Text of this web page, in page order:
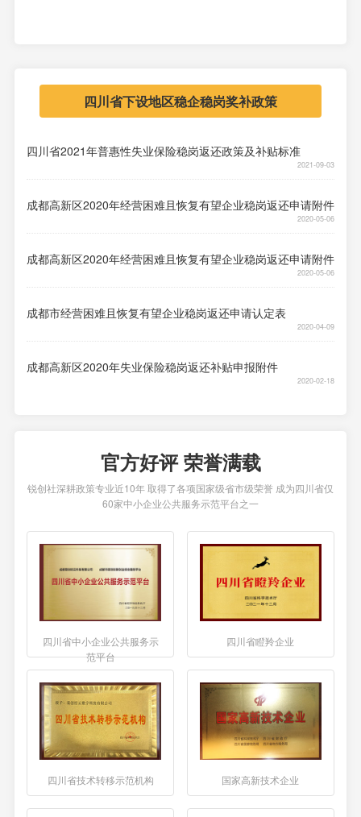
四川省下设地区稳企稳岗奖补政策
四川省2021年普惠性失业保险稳岗返还政策及补贴标准
2021-09-03
成都高新区2020年经营困难且恢复有望企业稳岗返还申请附件
2020-05-06
成都高新区2020年经营困难且恢复有望企业稳岗返还申请附件
2020-05-06
成都市经营困难且恢复有望企业稳岗返还申请认定表
2020-04-09
成都高新区2020年失业保险稳岗返还补贴申报附件
2020-02-18
官方好评 荣誉满载
锐创社深耕政策专业近10年 取得了各项国家级省市级荣誉 成为四川省仅
60家中小企业公共服务示范平台之一
四川省中小企业公共服务示
范平台
四川省瞪羚企业
四川省技术转移示范机构 国家高新技术企业